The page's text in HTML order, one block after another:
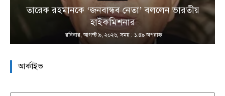
তারেক রহমানকে ‘জনবান্ধব নেতা’ বললেন ভারতীয়
হাইকমিশনার
রবিবার, আগস্ট ৯, ২০২৬; সময় : ১:৪৯ অপরাহ্ণ
আর্কাইভ
আর্কাইভ